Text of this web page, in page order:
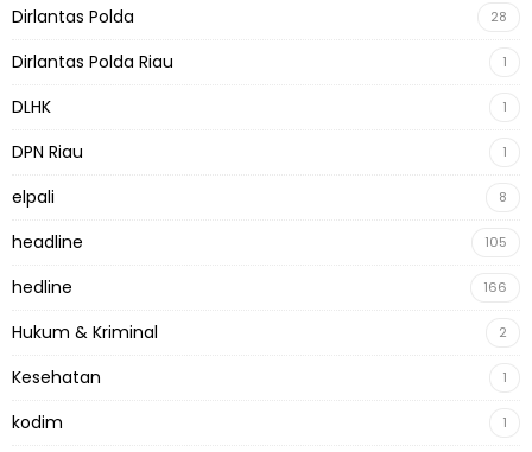
Dirlantas Polda 28
Dirlantas Polda Riau 1
DLHK 1
DPN Riau 1
elpali 8
headline 105
hedline 166
Hukum & Kriminal 2
Kesehatan 1
kodim 1